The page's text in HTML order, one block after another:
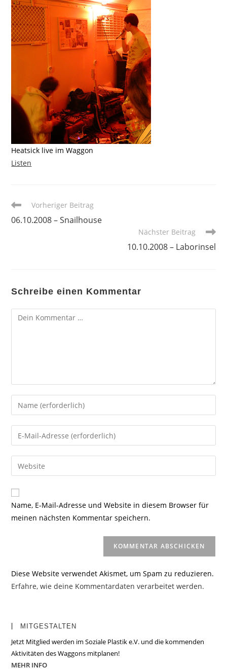
Heatsick live im Waggon
Listen
Weitere
ansehen
Vorheriger Beitrag
06.10.2008 – Snailhouse
Nächster Beitrag
10.10.2008 – Laborinsel
Schreibe einen Kommentar
Kommentar
Gib
deinen
Namen
oder
zum
Kommentieren
ein
Gib
deine
E-
Mail-
zum
Kommentieren
ein
Gib
deine
Website-
URL
Name, E-Mail-Adresse und Website in diesem Browser für
meinen nächsten Kommentar speichern.
Diese Website verwendet Akismet, um Spam zu reduzieren.
Erfahre, wie deine Kommentardaten verarbeitet werden.
MITGESTALTEN
Jetzt Mitglied werden im Soziale Plastik e.V. und die kommenden
Aktivitäten des Waggons mitplanen!
MEHR INFO